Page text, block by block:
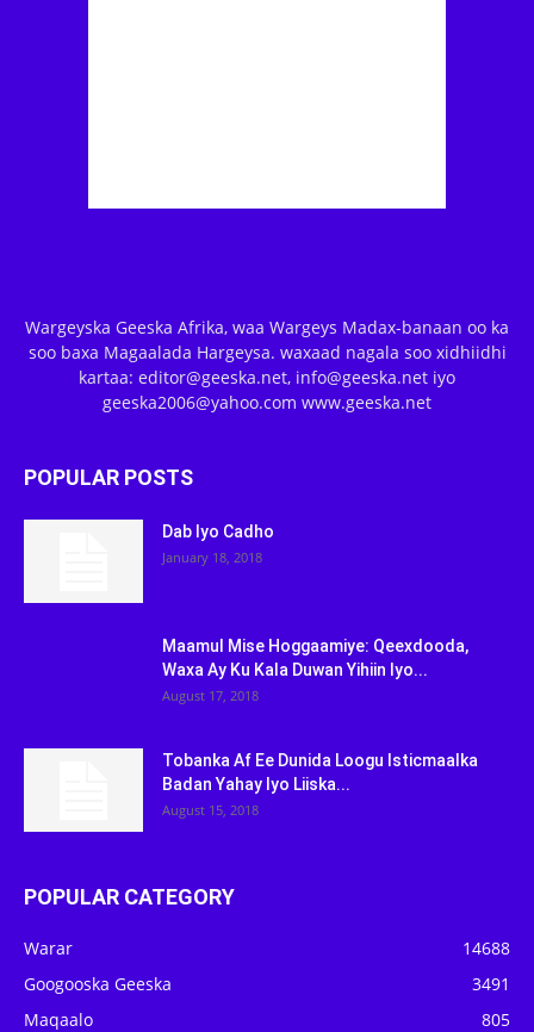
Wargeyska Geeska Afrika, waa Wargeys Madax-banaan oo ka
soo baxa Magaalada Hargeysa. waxaad nagala soo xidhiidhi
kartaa: editor@geeska.net, info@geeska.net iyo
geeska2006@yahoo.com www.geeska.net
POPULAR POSTS
Dab Iyo Cadho
January 18, 2018
Maamul Mise Hoggaamiye: Qeexdooda,
Waxa Ay Ku Kala Duwan Yihiin Iyo...
August 17, 2018
Tobanka Af Ee Dunida Loogu Isticmaalka
Badan Yahay Iyo Liiska...
August 15, 2018
POPULAR CATEGORY
Warar
14688
Googooska Geeska
3491
Maqaalo
805